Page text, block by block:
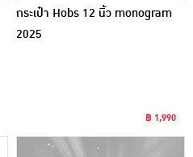
กระเป๋า Hobs 12 นิ้ว monogram
2025
฿ 1,990